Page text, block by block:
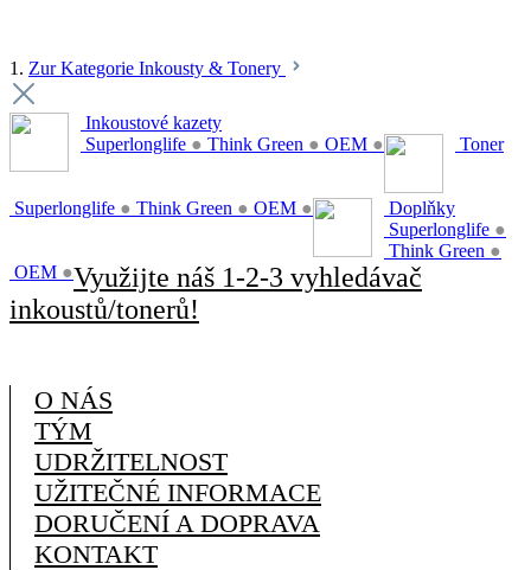
1. Zur Kategorie Inkousty & Tonery
Inkoustové kazety
Superlonglife ● Think Green ● OEM ● Toner
Superlonglife ● Think Green ● OEM ●
Doplňky
Superlonglife ●
Think Green ●
OEM ●Využijte náš 1-2-3 vyhledávač
inkoustů/tonerů!
O NÁS
TÝM
UDRŽITELNOST
UŽITEČNÉ INFORMACE
DORUČENÍ A DOPRAVA
KONTAKT